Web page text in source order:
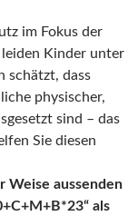
im Fokus der
Kinder unter
schätzt, dass
physischer,
sind – das
Sie diesen
Weise aussenden
als